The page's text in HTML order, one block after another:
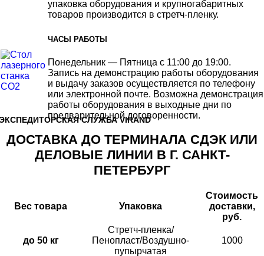
упаковка оборудования и крупногабаритных
товаров производится в стретч-пленку.
ЧАСЫ РАБОТЫ
Понедельник — Пятница с 11:00 до 19:00.
Запись на демонстрацию работы оборудования
и выдачу заказов осуществляется по телефону
или электронной почте. Возможна демонстрация
работы оборудования в выходные дни по
предварительной договоренности.
СЛУЖБА VIRAND
ДОСТАВКА ДО ТЕРМИНАЛА СДЭК ИЛИ
ДЕЛОВЫЕ ЛИНИИ В Г. САНКТ-
ПЕТЕРБУРГ
Вес товара Упаковка
Стоимость
доставки,
руб.
до 50 кг
Стретч-пленка/
Пенопласт/Воздушно-
пупырчатая
1000